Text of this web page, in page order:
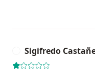
Sigifredo